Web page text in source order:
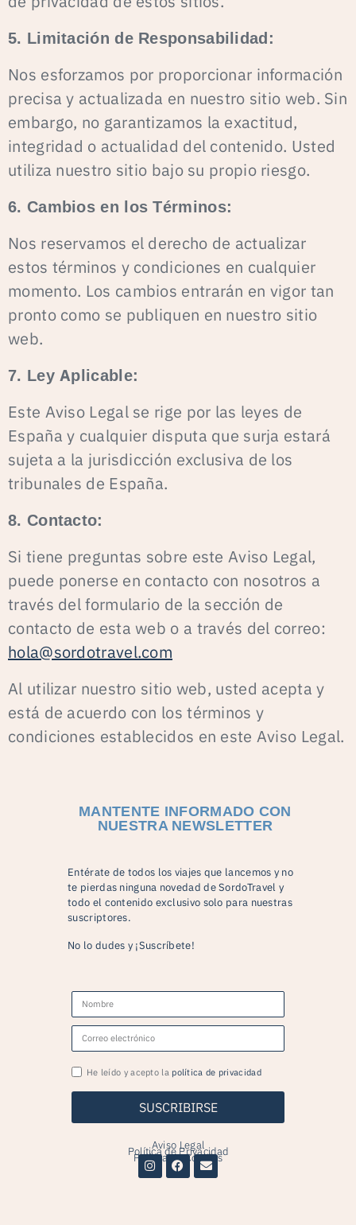
5. Limitación de Responsabilidad:
Nos esforzamos por proporcionar información
precisa y actualizada en nuestro sitio web. Sin
embargo, no garantizamos la exactitud,
integridad o actualidad del contenido. Usted
utiliza nuestro sitio bajo su propio riesgo.
6. Cambios en los Términos:
Nos reservamos el derecho de actualizar
estos términos y condiciones en cualquier
momento. Los cambios entrarán en vigor tan
pronto como se publiquen en nuestro sitio
web.
7. Ley Aplicable:
Este Aviso Legal se rige por las leyes de
España y cualquier disputa que surja estará
sujeta a la jurisdicción exclusiva de los
tribunales de España.
8. Contacto:
Si tiene preguntas sobre este Aviso Legal,
puede ponerse en contacto con nosotros a
través del formulario de la sección de
contacto de esta web o a través del correo:
hola@sordotravel.com
Al utilizar nuestro sitio web, usted acepta y
está de acuerdo con los términos y
condiciones establecidos en este Aviso Legal.
MANTENTE INFORMADO CON
NUESTRA NEWSLETTER
Entérate de todos los viajes que lancemos y no
te pierdas ninguna novedad de SordoTravel y
todo el contenido exclusivo solo para nuestras
suscriptores.
No lo dudes y ¡Suscríbete!
He leído y acepto la política de privacidad
SUSCRIBIRSE
Aviso Legal
Política de Privacidad
Política de Cookies